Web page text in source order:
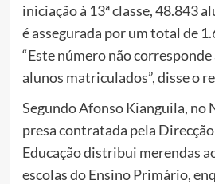
iniciação à 13ª classe, 48.843
é assegurada por um total de
“Este número não corresponde
alunos matriculados”, disse o
Segundo Afonso Kianguila, no
presa contratada pela
Educação distribui merendas
escolas do Ensino Primário,